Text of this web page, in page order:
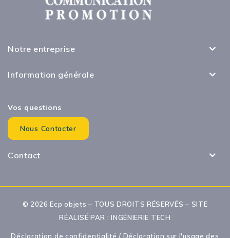
Notre entreprise
Information générale
Vos questions
Nous Contacter
Contact
© 2026 Ecp objets – TOUS DROITS RÉSERVÉS – SITE
RÉALISÉ PAR :INGÉNIERIE TECH
Déclaration de confidentialité / Déclaration sur l'usage des